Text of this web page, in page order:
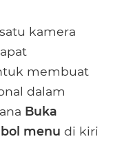
kamera
membuat
dalam
Buka
menu di kiri